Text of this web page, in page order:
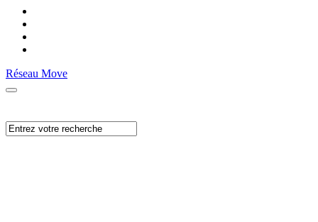
Réseau Move